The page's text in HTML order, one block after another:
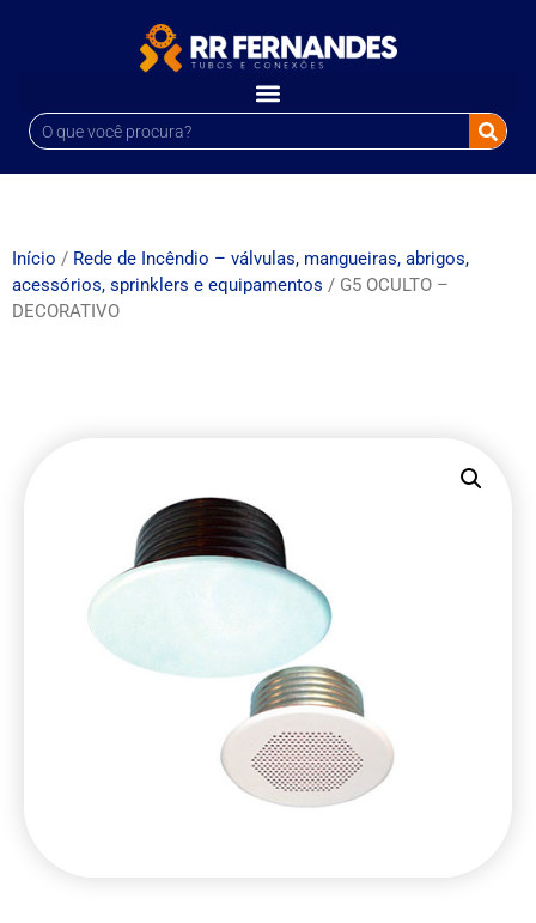
Início / Rede de Incêndio – válvulas, mangueiras, abrigos,
acessórios, sprinklers e equipamentos / G5 OCULTO –
DECORATIVO